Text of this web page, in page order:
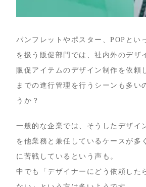
パンフレットやポスター、POPとい
を扱う販促部門では、社内外のデザ
販促アイテムのデザイン制作を依頼
までの進行管理を行うシーンも多い
うか？
一般的な企業では、そうしたデザイ
を他業務と兼任しているケースが多
に苦戦しているという声も。
中でも「デザイナーにどう依頼した